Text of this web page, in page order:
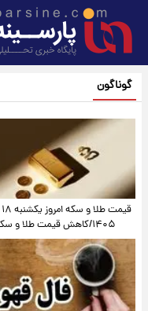
گوناگون
۱۴۰۵/کاهش قیمت طلا و سکه